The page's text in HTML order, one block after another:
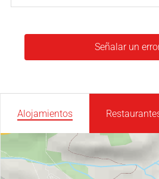
Señalar un
Alojamientos